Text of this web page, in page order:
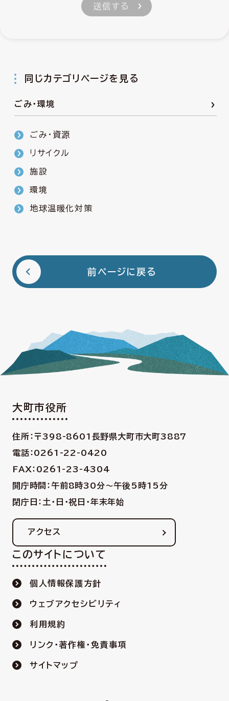
同じカテゴリページを見る
ごみ・環境
ごみ・資源
リサイクル
施設
環境
地球温暖化対策
前ページに戻る
大町市役所
住所：〒398-8601 長野県大町市大町3887
電話：0261-22-0420
FAX：0261-23-4304
開庁時間：午前8時30分〜午後5時15分
閉庁日：土・日・祝日・年末年始
アクセス
このサイトについて
個人情報保護方針
ウェブアクセシビリティ
利用規約
リンク・著作権・免責事項
サイトマップ